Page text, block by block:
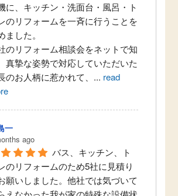
に、キッチン・洗面台・風呂・ト
のリフォームを一斉に行うことを
ました。
のリフォーム相談会をネットで知
真摯な姿勢で対応していただいた
のお人柄に惹かれて、 ... read
一
ago
バス、キッチン、ト
のリフォームのため5社に見積り
願いしました。他社では気づいて